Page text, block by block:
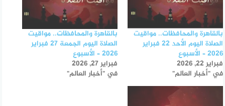
بالقاهرة والمحافظات.. مواقيت
الصلاة اليوم الأحد 22 فبراير
2026 – الأسبوع
فبراير 22, 2026
في "أخبار العالم"
بالقاهرة والمحافظات.. مواقيت
الصلاة اليوم الجمعة 27 فبراير
2026 – الأسبوع
فبراير 27, 2026
في "أخبار العالم"